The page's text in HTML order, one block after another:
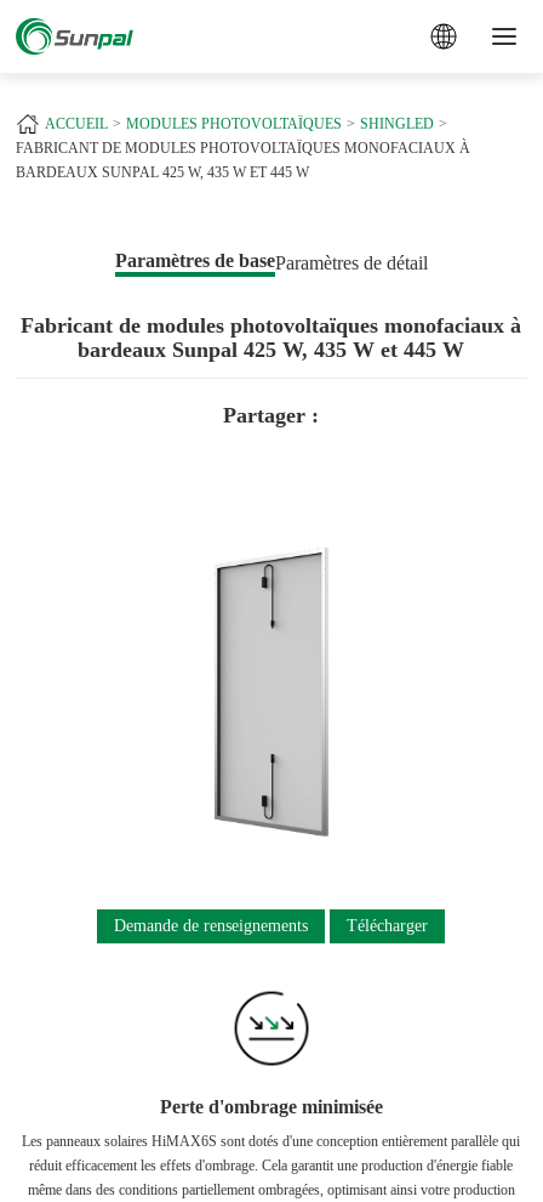
ACCUEIL MODULES PHOTOVOLTAÏQUES
SHINGLED
FABRICANT DE MODULES PHOTOVOLTAÏQUES MONOFACIAUX À
BARDEAUX SUNPAL 425 W, 435 W ET 445 W
Paramètres de baseParamètres de détail
Fabricant de modules photovoltaïques monofaciaux à
bardeaux Sunpal 425 W, 435 W et 445 W
Partager :
Demande de renseignements Télécharger
Perte d'ombrage minimisée
Les panneaux solaires HiMAX6S sont dotés d'une conception entièrement parallèle qui
réduit efficacement les effets d'ombrage. Cela garantit une production d'énergie fiable
même dans des conditions partiellement ombragées, optimisant ainsi votre production